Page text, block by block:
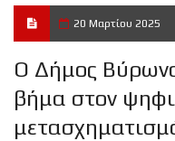
20 Μαρτίου 2025
Ο Δήμος
βήμα στον